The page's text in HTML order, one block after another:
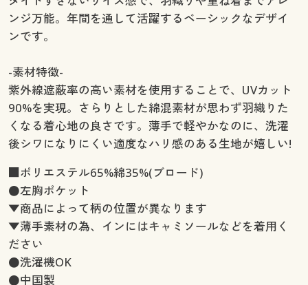
ンジ万能。年間を通して活躍するベーシックなデザイ
ンです。
-素材特徴-
紫外線遮蔽率の高い素材を使用することで、UVカット
90%を実現。さらりとした綿混素材が思わず羽織りた
くなる着心地の良さです。薄手で軽やかなのに、洗濯
後シワになりにくい適度なハリ感のある生地が嬉しい!
■ポリエステル65%綿35%(ブロード)
●左胸ポケット
▼商品によって柄の位置が異なります
▼薄手素材の為、インにはキャミソールなどを着用く
ださい
●洗濯機OK
●中国製